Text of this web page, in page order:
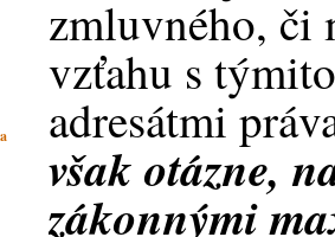
zmluvného, či
vzťahu s
adresátmi
však otázne,
zákonnými